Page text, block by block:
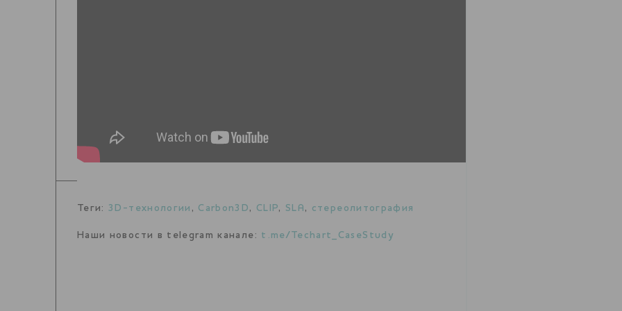
Теги:3D-технологии , Carbon3D , CLIP, SLA , стереолитография
Наши новости в telegram канале: t.me/Techart_CaseStudy